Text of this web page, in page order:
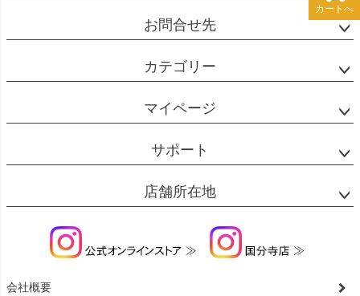
カートへ
カートへ
お問合せ先
カテゴリー
マイページ
サポート
店舗所在地
会社概要